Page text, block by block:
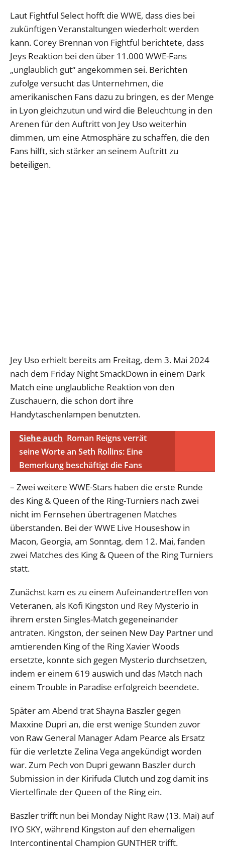
Laut Fightful Select hofft die WWE, dass dies bei
zukünftigen Veranstaltungen wiederholt werden
kann. Corey Brennan von Fightful berichtete, dass
Jeys Reaktion bei den über 11.000 WWE-Fans
„unglaublich gut“ angekommen sei. Berichten
zufolge versucht das Unternehmen, die
amerikanischen Fans dazu zu bringen, es der Menge
in Lyon gleichzutun und wird die Beleuchtung in den
Arenen für den Auftritt von Jey Uso weiterhin
dimmen, um eine Atmosphäre zu schaffen, die den
Fans hilft, sich stärker an seinem Auftritt zu
beteiligen.
Jey Uso erhielt bereits am Freitag, dem 3. Mai 2024
nach dem Friday Night SmackDown in einem Dark
Match eine unglaubliche Reaktion von den
Zuschauern, die schon dort ihre
Handytaschenlampen benutzten.
Siehe auch Roman Reigns verrät
seine Worte an Seth Rollins: Eine
Bemerkung beschäftigt die Fans
– Zwei weitere WWE-Stars haben die erste Runde
des King & Queen of the Ring-Turniers nach zwei
nicht im Fernsehen übertragenen Matches
überstanden. Bei der WWE Live Houseshow in
Macon, Georgia, am Sonntag, dem 12. Mai, fanden
zwei Matches des King & Queen of the Ring Turniers
statt.
Zunächst kam es zu einem Aufeinandertreffen von
Veteranen, als Kofi Kingston und Rey Mysterio in
ihrem ersten Singles-Match gegeneinander
antraten. Kingston, der seinen New Day Partner und
amtierenden King of the Ring Xavier Woods
ersetzte, konnte sich gegen Mysterio durchsetzen,
indem er einem 619 auswich und das Match nach
einem Trouble in Paradise erfolgreich beendete.
Später am Abend trat Shayna Baszler gegen
Maxxine Dupri an, die erst wenige Stunden zuvor
von Raw General Manager Adam Pearce als Ersatz
für die verletzte Zelina Vega angekündigt worden
war. Zum Pech von Dupri gewann Baszler durch
Submission in der Kirifuda Clutch und zog damit ins
Viertelfinale der Queen of the Ring ein.
Baszler trifft nun bei Monday Night Raw (13. Mai) auf
IYO SKY, während Kingston auf den ehemaligen
Intercontinental Champion GUNTHER trifft.